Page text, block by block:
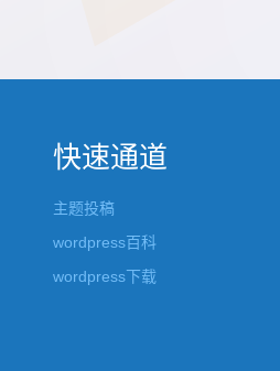
快速通道
主题投稿
wordpress百科
wordpress下载